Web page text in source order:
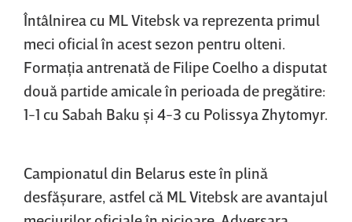
Întâlnirea cu ML Vitebsk va reprezenta primul
meci oficial în acest sezon pentru olteni.
Formaţia antrenată de Filipe Coelho a disputat
două partide amicale în perioada de pregătire:
1-1 cu Sabah Baku şi 4-3 cu Polissya Zhytomyr.
Campionatul din Belarus este în plină
desfăşurare, astfel că ML Vitebsk are avantajul